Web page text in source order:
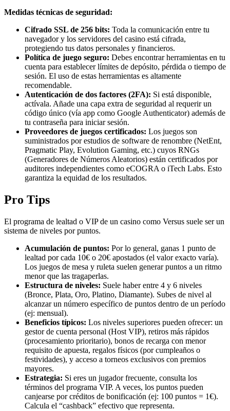
Medidas técnicas de seguridad:
Cifrado SSL de 256 bits: Toda la comunicación entre tu
navegador y los servidores del casino está cifrada,
protegiendo tus datos personales y financieros.
Política de juego seguro: Debes encontrar herramientas en tu
cuenta para establecer límites de depósito, pérdida o tiempo de
sesión. El uso de estas herramientas es altamente
recomendable.
Autenticación de dos factores (2FA): Si está disponible,
actívala. Añade una capa extra de seguridad al requerir un
código único (vía app como Google Authenticator) además de
tu contraseña para iniciar sesión.
Proveedores de juegos certificados: Los juegos son
suministrados por estudios de software de renombre (NetEnt,
Pragmatic Play, Evolution Gaming, etc.) cuyos RNGs
(Generadores de Números Aleatorios) están certificados por
auditores independientes como eCOGRA o iTech Labs. Esto
garantiza la equidad de los resultados.
Pro Tips
El programa de lealtad o VIP de un casino como Versus suele ser un
sistema de niveles por puntos.
Acumulación de puntos: Por lo general, ganas 1 punto de
lealtad por cada 10€ o 20€ apostados (el valor exacto varía).
Los juegos de mesa y ruleta suelen generar puntos a un ritmo
menor que las tragaperlas.
Estructura de niveles: Suele haber entre 4 y 6 niveles
(Bronce, Plata, Oro, Platino, Diamante). Subes de nivel al
alcanzar un número específico de puntos dentro de un período
(ej: mensual).
Beneficios típicos: Los niveles superiores pueden ofrecer: un
gestor de cuenta personal (Host VIP), retiros más rápidos
(procesamiento prioritario), bonos de recarga con menor
requisito de apuesta, regalos físicos (por cumpleaños o
festividades), y acceso a torneos exclusivos con premios
mayores.
Estrategia: Si eres un jugador frecuente, consulta los
términos del programa VIP. A veces, los puntos pueden
canjearse por créditos de bonificación (ej: 100 puntos = 1€).
Calcula el “cashback” efectivo que representa.